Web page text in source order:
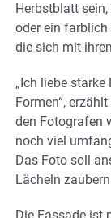
Herbstblatt
oder ein farblich
die sich mit
„Ich liebe
Formen“,
den Fotografen
noch viel
Das Foto soll
Lächeln